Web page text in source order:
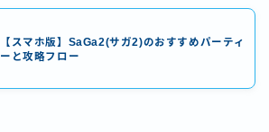
【スマホ版】SaGa2(サガ2)のおすすめパーティ
ーと攻略フロー